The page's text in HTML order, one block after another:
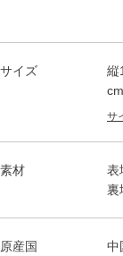
サイズ
縦
cm
サ
素材
表
裏
原産国 中